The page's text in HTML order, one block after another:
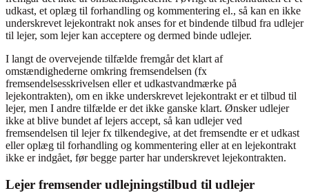
udkast, et oplæg til forhandling og kommentering el., så kan en ikke
underskrevet lejekontrakt nok anses for et bindende tilbud fra udlejer
til lejer, som lejer kan acceptere og dermed binde udlejer.
I langt de overvejende tilfælde fremgår det klart af
omstændighederne omkring fremsendelsen (fx
fremsendelsesskrivelsen eller et udkastvandmærke på
lejekontrakten), om en ikke underskrevet lejekontrakt er et tilbud til
lejer, men I andre tilfælde er det ikke ganske klart. Ønsker udlejer
ikke at blive bundet af lejers accept, så kan udlejer ved
fremsendelsen til lejer fx tilkendegive, at det fremsendte er et udkast
eller oplæg til forhandling og kommentering eller at en lejekontrakt
ikke er indgået, før begge parter har underskrevet lejekontrakten.
Lejer fremsender udlejningstilbud til udlejer